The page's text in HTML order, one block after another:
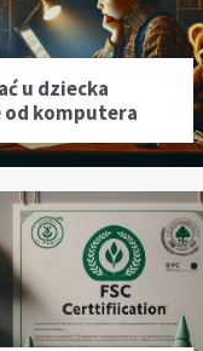
u dziecka
od komputera